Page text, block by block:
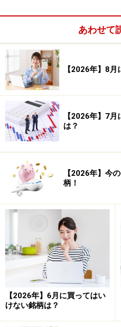
スティーブ・ジョブ
ここでアップルの軌跡を確
ルが時価総額世界一となる
けとなったのは、創業者で
氏の会社復帰でした（1996
た低価値の会社が、そこか
革されてきた模様を、月足
わせて時系列でまとめてみま
あわせて
【2026年】8
【2026年】7
は？
【2026年】今
柄！
【2026年】6月に買ってはい
けない銘柄は？